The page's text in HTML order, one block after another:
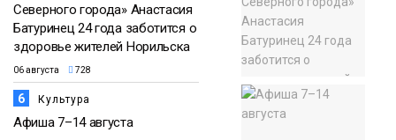
Северного города» Анастасия
Батуринец 24 года заботится о
здоровье жителей Норильска
06 августа 728
6 Культура
Афиша 7–14 августа